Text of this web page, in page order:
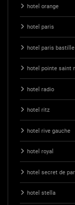
hotel orange
hotel paris
hotel paris bastille
hotel pointe saint
hotel radio
hotel ritz
hotel rive gauche
hotel royal
hotel secret de
hotel stella